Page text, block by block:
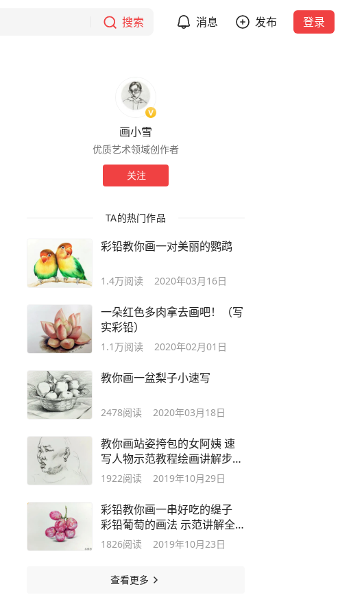
搜索 消息 发布 登录
画小雪
优质艺术领域创作者
关注
TA的热门作品
彩铅教你画一对美丽的鹦鹉
1.4万阅读 2020年03月16日
一朵红色多肉拿去画吧！（写
实彩铅）
1.1万阅读 2020年02月01日
教你画一盆梨子小速写
2478阅读 2020年03月18日
教你画站姿挎包的女阿姨 速
写人物示范教程绘画讲解步骤
图
1922阅读 2019年10月29日
彩铅教你画一串好吃的缇子
彩铅葡萄的画法 示范讲解全
过程步骤图
1826阅读 2019年10月23日
查看更多